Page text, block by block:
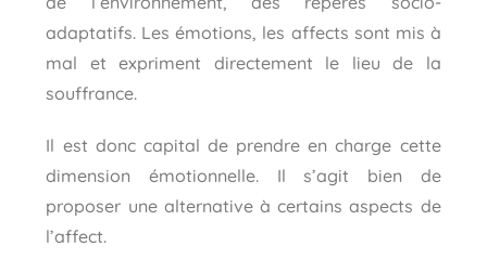
adaptatifs. Les émotions, les affects sont mis à
mal et expriment directement le lieu de la
souffrance.
Il est donc capital de prendre en charge cette
dimension émotionnelle. Il s’agit bien de
proposer une alternative à certains aspects de
l’affect.